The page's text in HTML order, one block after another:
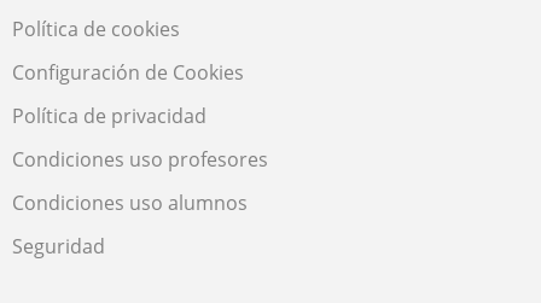
Política de cookies
Configuración de Cookies
Política de privacidad
Condiciones uso profesores
Condiciones uso alumnos
Seguridad